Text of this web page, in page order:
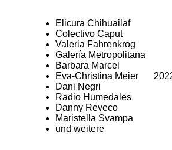
Elicura Chihuailaf
Colectivo Caput
Valeria Fahrenkrog
Galería Metropolitana
Barbara Marcel
Eva-Christina Meier
Dani Negri
Radio Humedales
Danny Reveco
Maristella Svampa
und weitere